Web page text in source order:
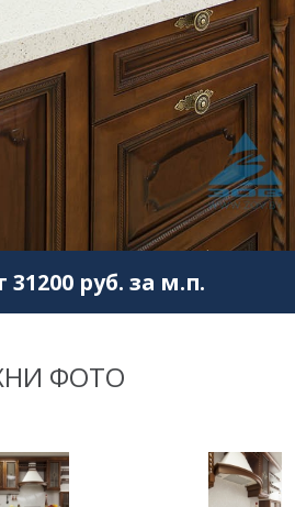
31200 руб. за м.п.
ФОТО